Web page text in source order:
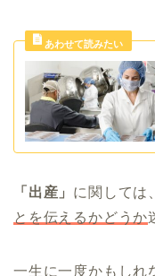
「出産」 に関しては
とを伝えるかどうか
一生に一度かもしれ